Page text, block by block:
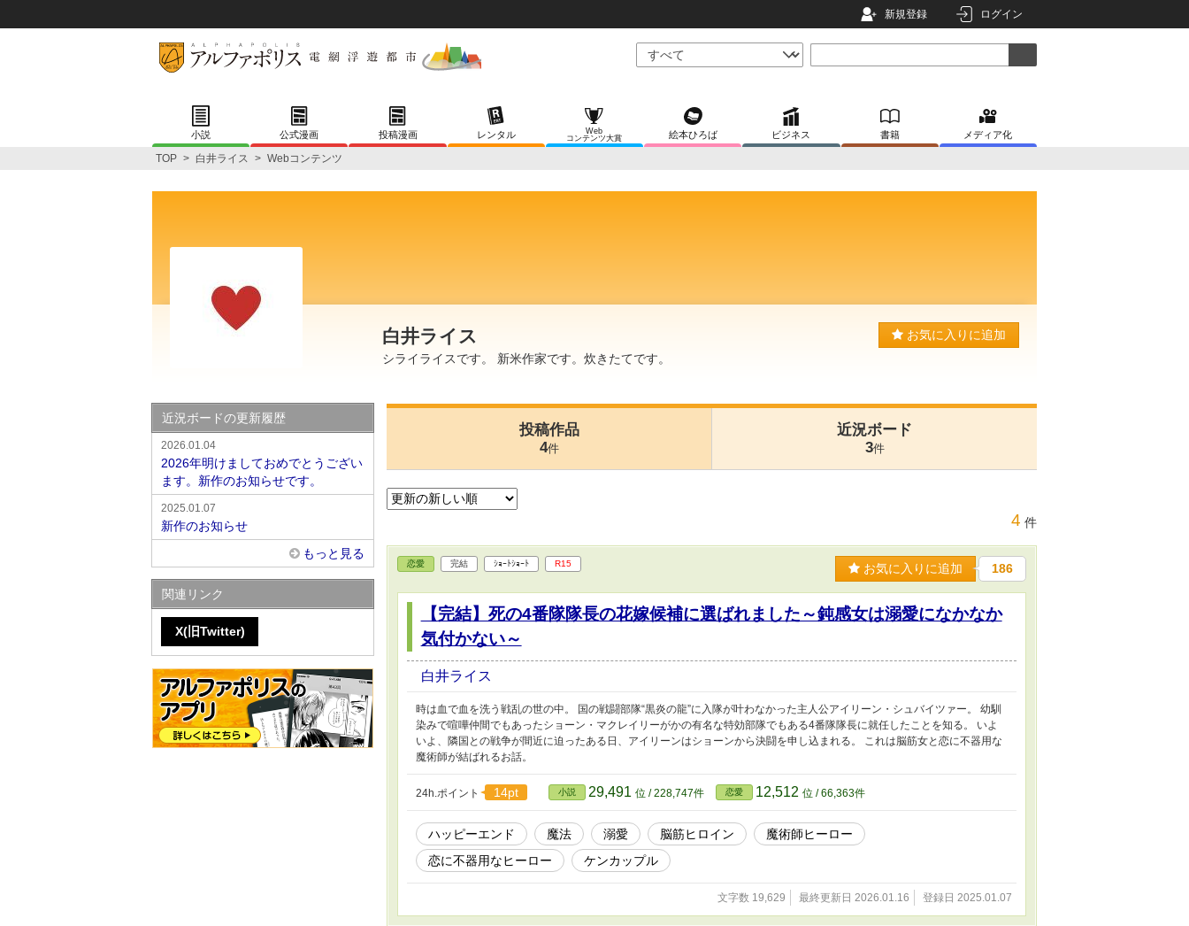
新規登録 ログイン
小説 公式漫画 投稿漫画 レンタル
Web
コンテンツ大賞
絵本ひろば ビジネス 書籍 メディア化
TOP > 白井ライス > Webコンテンツ
白井ライス
シライライスです。 新米作家です。炊きたてです。
お気に入りに追加
投稿作品
4件
近況ボード
3件
4 件
恋愛 完結 ｼｮｰﾄｼｮｰﾄ R15 お気に入りに追加 186
【完結】死の4番隊隊長の花嫁候補に選ばれました～鈍感女は溺愛になかなか
気付かない～
白井ライス
時は血で血を洗う戦乱の世の中。 国の戦闘部隊“黒炎の龍”に入隊が叶わなかった主人公アイリーン・シュバイツァー。 幼馴
染みで喧嘩仲間でもあったショーン・マクレイリーがかの有名な特効部隊でもある4番隊隊長に就任したことを知る。 いよ
いよ、隣国との戦争が間近に迫ったある日、アイリーンはショーンから決闘を申し込まれる。 これは脳筋女と恋に不器用な
魔術師が結ばれるお話。
24h.ポイント 14pt 小説 29,491 位 / 228,747件 恋愛 12,512 位 / 66,363件
ハッピーエンド 魔法 溺愛 脳筋ヒロイン
魔術師ヒーロー
恋に不器用なヒーロー
ケンカップル
文字数 19,629 最終更新日 2026.01.16 登録日 2025.01.07
近況ボードの更新履歴
2026.01.04
2026年明けましておめでとうござい
ます。新作のお知らせです。
2025.01.07
新作のお知らせ
もっと見る
関連リンク
X(旧Twitter)